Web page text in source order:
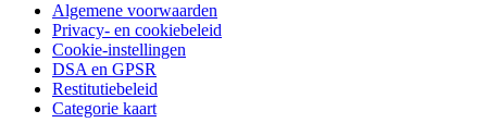
Algemene voorwaarden
Privacy- en cookiebeleid
Cookie-instellingen
DSA en GPSR
Restitutiebeleid
Categorie kaart